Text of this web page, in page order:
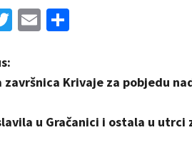
Twitter
Email
završnica Krivaje za pobjedu
u Gračanici i ostala u utrci